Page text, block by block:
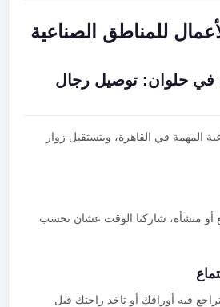
للمناطق الصناعية
في حلوان: توصيل رجال
المهمة في القاهرة، وبتستقبل زوار
منشأة، شاركنا الوقت عشان نحسب
فيه أوراقك أو تاخد راحتك قبل